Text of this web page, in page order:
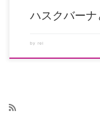
ハスクバー
by rei